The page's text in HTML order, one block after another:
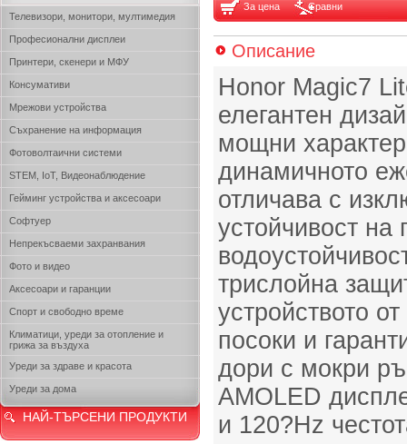
Телевизори, монитори, мултимедия
Професионални дисплеи
Принтери, скенери и МФУ
Консумативи
Мрежови устройства
Съхранение на информация
Фотоволтаични системи
STEM, IoT, Видеонаблюдение
Гейминг устройства и аксесоари
Софтуер
Непрекъсваеми захранвания
Фото и видео
Аксесоари и гаранции
Спорт и свободно време
Климатици, уреди за отопление и
грижа за въздуха
Уреди за здраве и красота
Уреди за дома
НАЙ-ТЪРСЕНИ ПРОДУКТИ
За цена Сравни
Описание
Honor Magic7
елегантен
мощни
динамичното
отличава с
устойчивост
трислойна
устройството
посоки и
дори с мокри
AMOLED
и 120?Hz